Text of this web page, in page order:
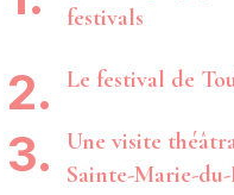
festivals
Le festival de
Une visite
Sainte-Marie-